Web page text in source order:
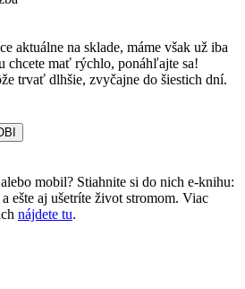
aktuálne na sklade, máme však už iba
chcete mať rýchlo, ponáhľajte sa!
trvať dlhšie, zvyčajne do šiestich dní.
mobil? Stiahnite si do nich e-knihu:
ešte aj ušetríte život stromom. Viac
nájdete tu.